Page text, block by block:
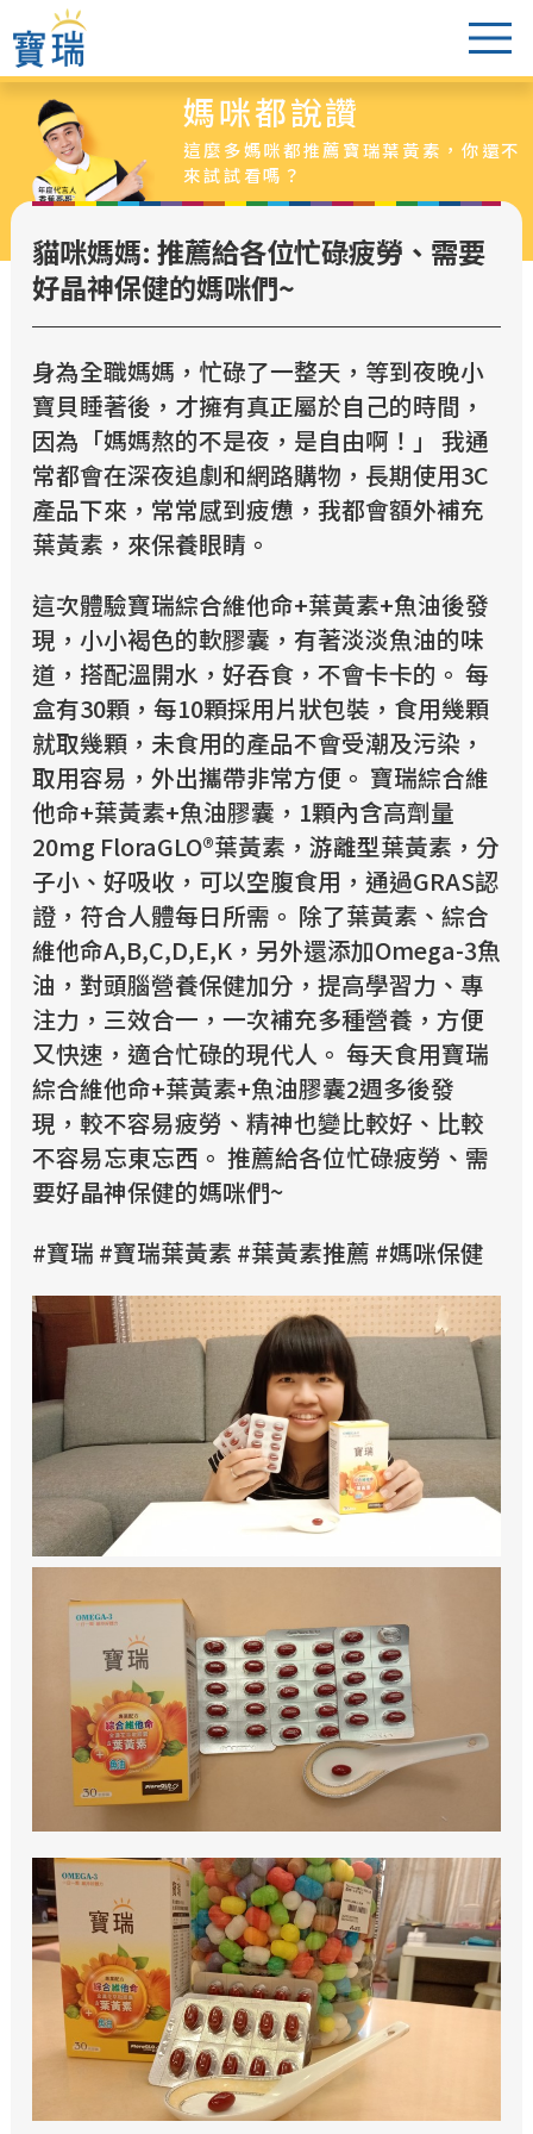
葉黃素怎麼選
醫生老實說
爸媽都說讚
葉黃素專區
最新活動
銷售據點
媽咪都說讚
這麼多媽咪都推薦寶瑞葉黃素，你還不
來試試看嗎？
貓咪媽媽: 推薦給各位忙碌疲勞、需要
好晶神保健的媽咪們~
身為全職媽媽，忙碌了一整天，等到夜晚小
寶貝睡著後，才擁有真正屬於自己的時間，
因為「媽媽熬的不是夜，是自由啊！」 我通
常都會在深夜追劇和網路購物，長期使用3C
產品下來，常常感到疲憊，我都會額外補充
葉黃素，來保養眼睛。
這次體驗寶瑞綜合維他命+葉黃素+魚油後發
現，小小褐色的軟膠囊，有著淡淡魚油的味
道，搭配溫開水，好吞食，不會卡卡的。 每
盒有30顆，每10顆採用片狀包裝，食用幾顆
就取幾顆，未食用的產品不會受潮及污染，
取用容易，外出攜帶非常方便。 寶瑞綜合維
他命+葉黃素+魚油膠囊，1顆內含高劑量
20mg FloraGLO®葉黃素，游離型葉黃素，分
子小、好吸收，可以空腹食用，通過GRAS認
證，符合人體每日所需。 除了葉黃素、綜合
維他命A,B,C,D,E,K，另外還添加Omega-3魚
油，對頭腦營養保健加分，提高學習力、專
注力，三效合一，一次補充多種營養，方便
又快速，適合忙碌的現代人。 每天食用寶瑞
綜合維他命+葉黃素+魚油膠囊2週多後發
現，較不容易疲勞、精神也變比較好、比較
不容易忘東忘西。 推薦給各位忙碌疲勞、需
要好晶神保健的媽咪們~
#寶瑞 #寶瑞葉黃素 #葉黃素推薦 #媽咪保健